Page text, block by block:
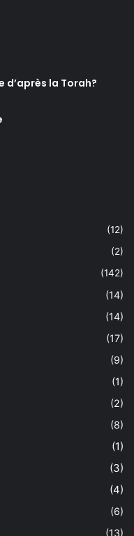
d’après la Torah?
(12)
(2)
(142)
(14)
(14)
(17)
(9)
(1)
(2)
(8)
(1)
(3)
(4)
(6)
(13)